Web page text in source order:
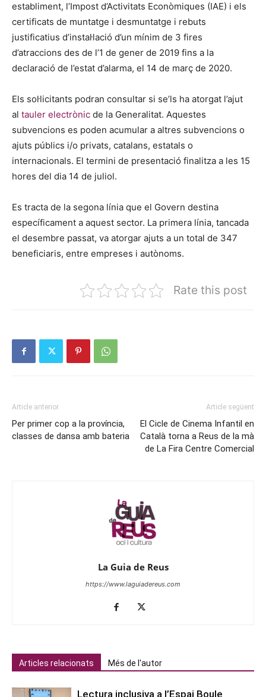
establiment, l’Impost d’Activitats Econòmiques (IAE) i els
certificats de muntatge i desmuntatge i rebuts
justificatius d’instal·lació d’un mínim de 3 fires
d’atraccions des de l’1 de gener de 2019 fins a la
declaració de l’estat d’alarma, el 14 de març de 2020.
Els sol·licitants podran consultar si se’ls ha atorgat l’ajut
al tauler electrònic de la Generalitat. Aquestes
subvencions es poden acumular a altres subvencions o
ajuts públics i/o privats, catalans, estatals o
internacionals. El termini de presentació finalitza a les 15
hores del dia 14 de juliol.
Es tracta de la segona línia que el Govern destina
específicament a aquest sector. La primera línia, tancada
el desembre passat, va atorgar ajuts a un total de 347
beneficiaris, entre empreses i autònoms.
Rate this post
Article anterior
Per primer cop a la província,
classes de dansa amb bateria
Article següent
El Cicle de Cinema Infantil en
Català torna a Reus de la mà
de La Fira Centre Comercial
La Guia de Reus
https://www.laguiadereus.com
Articles relacionats Més de l'autor
Lectura inclusiva a l’Espai Boule